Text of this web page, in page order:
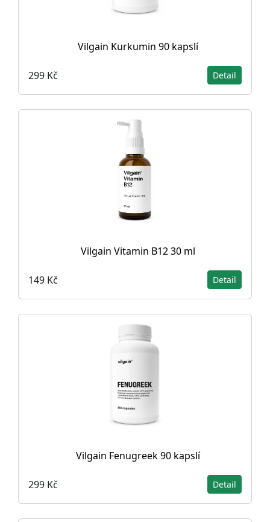
Vilgain Kurkumin 90 kapslí
299 Kč Detail
Vilgain Vitamin B12 30 ml
149 Kč Detail
Vilgain Fenugreek 90 kapslí
299 Kč Detail